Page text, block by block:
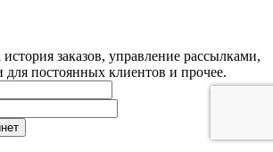
заказов, управление рассылками,
постоянных клиентов и прочее.